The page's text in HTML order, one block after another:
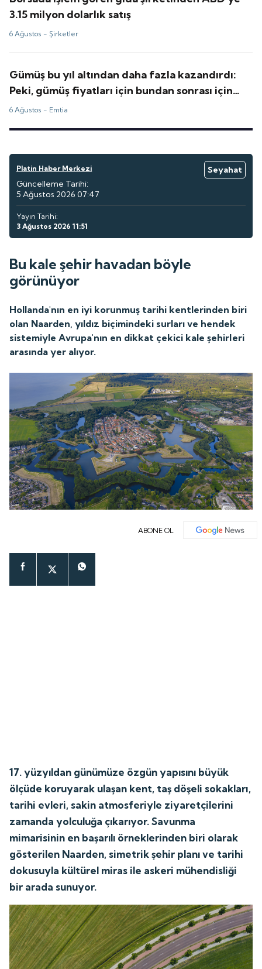
3.15 milyon dolarlık satış
6 Ağustos -Şirketler
Gümüş bu yıl altından daha fazla kazandırdı:
Peki, gümüş fiyatları için bundan sonrası için
tahminler ne?
6 Ağustos - Emtia
Platin Haber Merkezi
Seyahat
Güncelleme Tarihi:
5 Ağustos 2026 07:47
Yayın Tarihi:
3 Ağustos 2026 11:51
Bu kale şehir havadan böyle
görünüyor
Hollanda'nın en iyi korunmuş tarihi kentlerinden biri
olan Naarden, yıldız biçimindeki surları ve hendek
sistemiyle Avrupa'nın en dikkat çekici kale şehirleri
arasında yer alıyor.
ABONE OL
17. yüzyıldan günümüze özgün yapısını büyük
ölçüde koruyarak ulaşan kent, taş döşeli sokakları,
tarihi evleri, sakin atmosferiyle ziyaretçilerini
zamanda yolculuğa çıkarıyor. Savunma
mimarisinin en başarılı örneklerinden biri olarak
gösterilen Naarden, simetrik şehir planı ve tarihi
dokusuyla kültürel miras ile askeri mühendisliği
bir arada sunuyor.